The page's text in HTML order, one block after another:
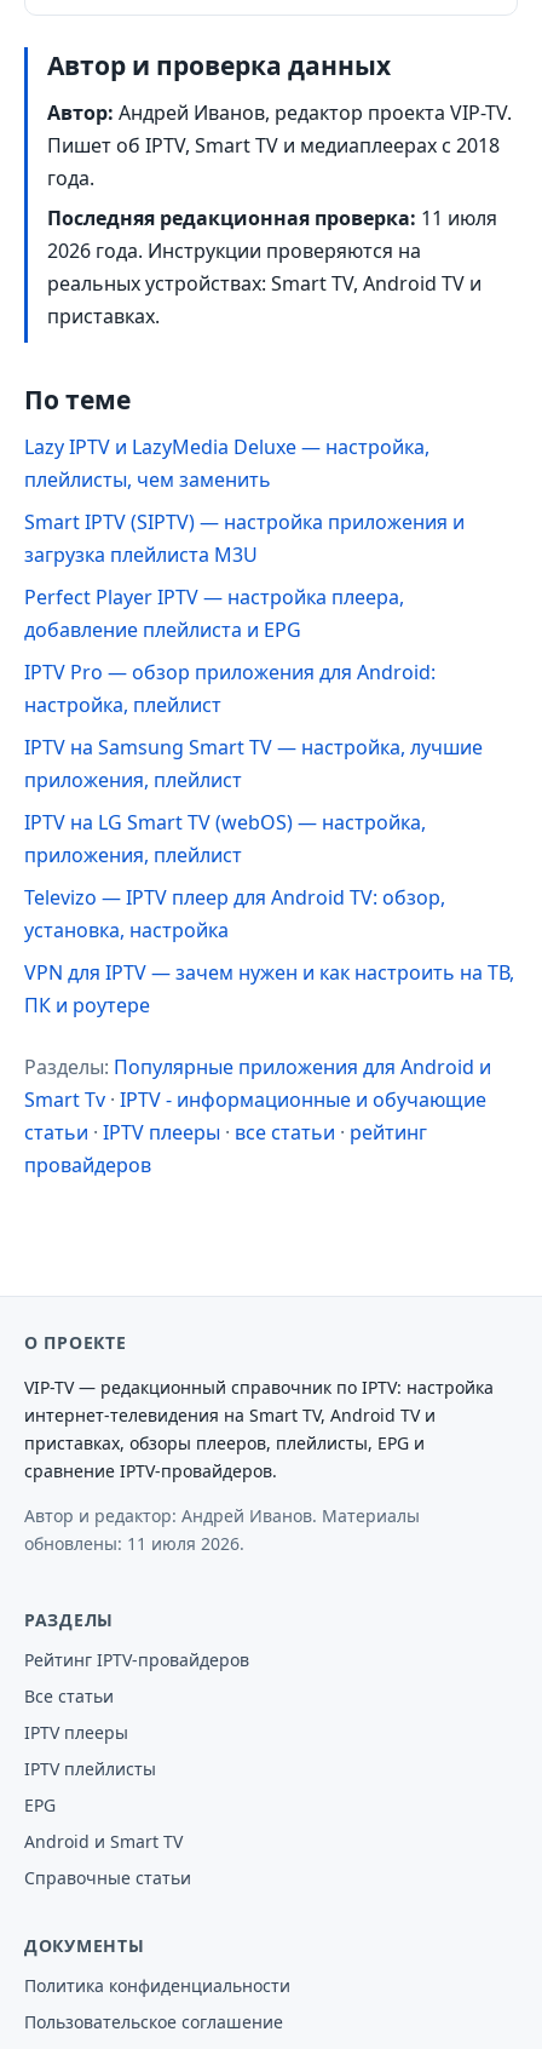
Автор и проверка данных
Автор: Андрей Иванов, редактор проекта VIP-TV.
Пишет об IPTV, Smart TV и медиаплеерах с 2018
года.
Последняя редакционная проверка: 11 июля
2026 года. Инструкции проверяются на
реальных устройствах: Smart TV, Android TV и
приставках.
По теме
Lazy IPTV и LazyMedia Deluxe — настройка,
плейлисты, чем заменить
Smart IPTV (SIPTV) — настройка приложения и
загрузка плейлиста M3U
Perfect Player IPTV — настройка плеера,
добавление плейлиста и EPG
IPTV Pro — обзор приложения для Android:
настройка, плейлист
IPTV на Samsung Smart TV — настройка, лучшие
приложения, плейлист
IPTV на LG Smart TV (webOS) — настройка,
приложения, плейлист
Televizo — IPTV плеер для Android TV: обзор,
установка, настройка
VPN для IPTV — зачем нужен и как настроить на ТВ,
ПК и роутере
Разделы: Популярные приложения для Android и
Smart Tv · IPTV - информационные и обучающие
статьи · IPTV плееры · все статьи · рейтинг
провайдеров
О ПРОЕКТЕ
VIP-TV — редакционный справочник по IPTV: настройка
интернет-телевидения на Smart TV, Android TV и
приставках, обзоры плееров, плейлисты, EPG и
сравнение IPTV-провайдеров.
Автор и редактор: Андрей Иванов. Материалы
обновлены: 11 июля 2026.
РАЗДЕЛЫ
Рейтинг IPTV-провайдеров
Все статьи
IPTV плееры
IPTV плейлисты
EPG
Android и Smart TV
Справочные статьи
ДОКУМЕНТЫ
Политика конфиденциальности
Пользовательское соглашение